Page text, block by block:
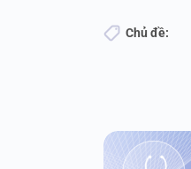
Chủ đề: